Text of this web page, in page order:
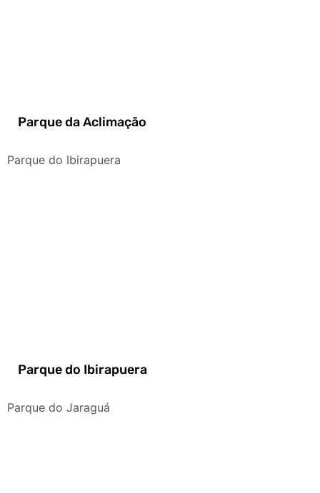
Parque da Aclimação
Parque do Ibirapuera
Parque do Ibirapuera
Parque do Jaraguá